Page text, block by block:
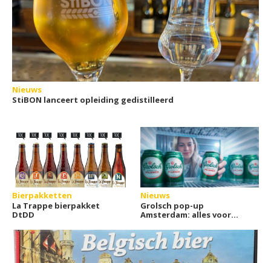
Nieuws
StiBON lanceert opleiding gedistilleerd
Bierpakketten
La Trappe bierpakket
DtDD
Nieuws
Grolsch pop-up
Amsterdam: alles voor